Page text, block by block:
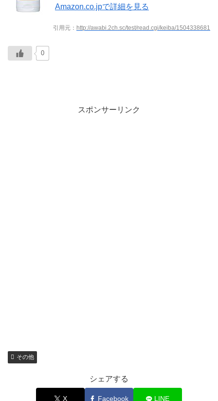
Amazon.co.jpで詳細を見る
引用元： http://awabi.2ch.sc/test/read.cgi/keiba/1504338681
0
スポンサーリンク
その他
シェアする
X Facebook LINE